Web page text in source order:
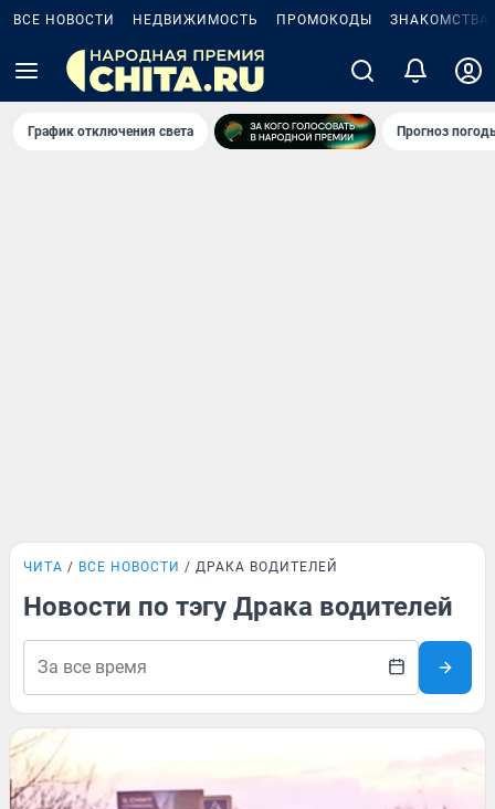
ВСЕ НОВОСТИ НЕДВИЖИМОСТЬ ПРОМОКОДЫ ЗНАКОМСТВА
График отключения света Прогноз
ЧИТА ВСЕ НОВОСТИ ДРАКА ВОДИТЕЛЕЙ
Новости по тэгу Драка водителей